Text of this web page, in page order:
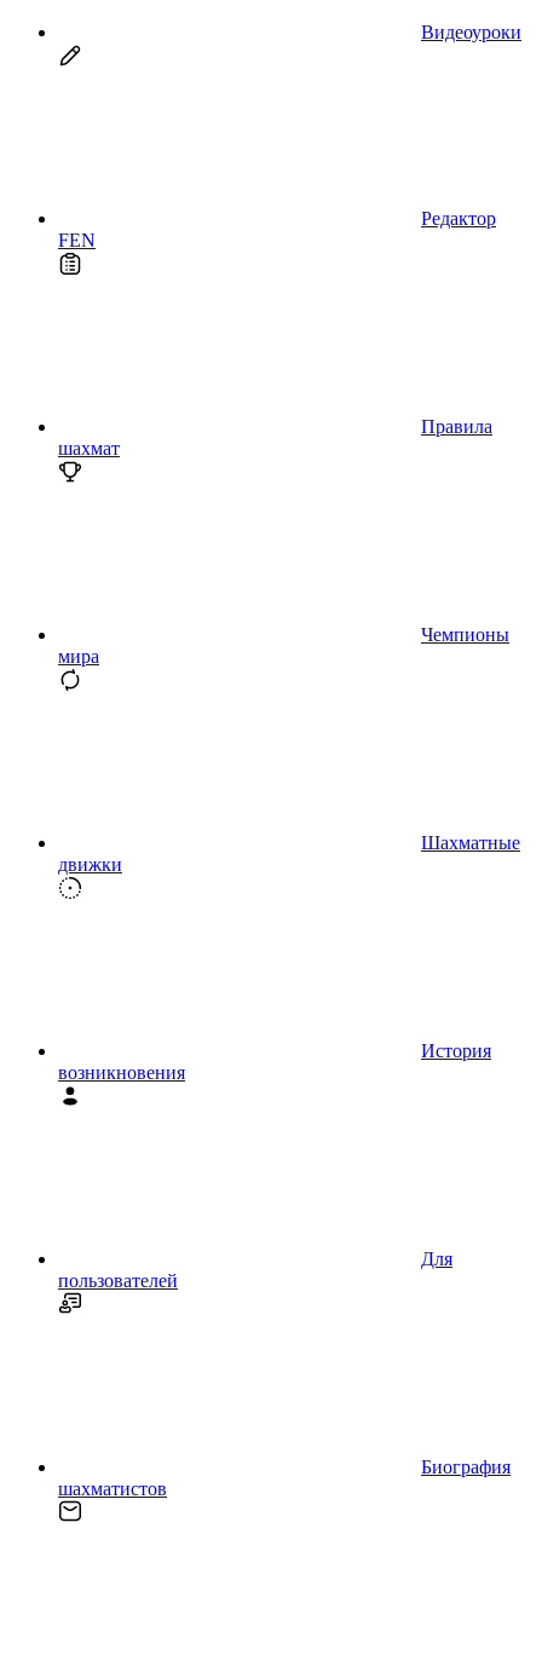
Видеоуроки
Редактор
FEN
Правила
шахмат
Чемпионы
мира
Шахматные
движки
История
возникновения
Для
пользователей
Биография
шахматистов